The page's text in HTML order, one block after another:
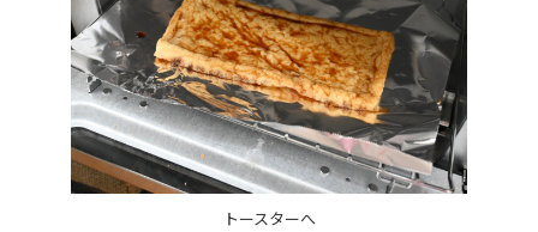
トースターへ